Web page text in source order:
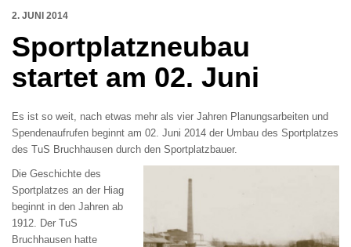
2. JUNI 2014
Sportplatzneubau
startet am 02. Juni
Es ist so weit, nach etwas mehr als vier Jahren Planungsarbeiten und
Spendenaufrufen beginnt am 02. Juni 2014 der Umbau des Sportplatzes
des TuS Bruchhausen durch den Sportplatzbauer.
Die Geschichte des
Sportplatzes an der Hiag
beginnt in den Jahren ab
1912. Der TuS
Bruchhausen hatte